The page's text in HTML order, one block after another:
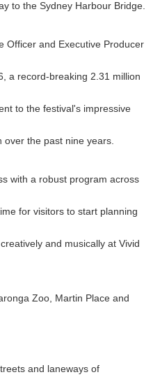
to the Sydney Harbour Bridge.
Officer and Executive Producer
a record-breaking 2.31 million
to the festival's impressive
over the past nine years.
with a robust program across
for visitors to start planning
and musically at Vivid
Zoo, Martin Place and
and laneways of